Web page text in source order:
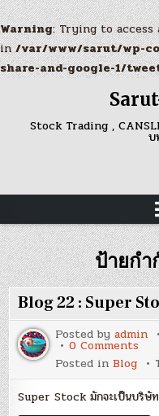
Warning: Trying to
in/var/www/sarut/wp-
share-and-google-1/
contentStock Trading ,
บ
ป้ายก
Blog 22 : Super
Posted byadmin
0 Comments
22
:
Posted inBlog
Super Stock มักจะเป็นบริษั